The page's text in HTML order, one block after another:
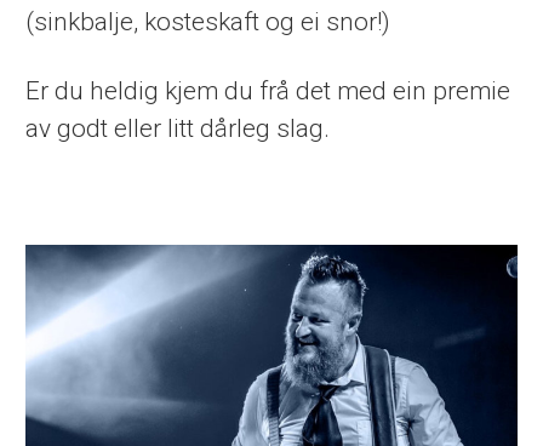
(sinkbalje, kosteskaft og ei snor!)
Er du heldig kjem du frå det med ein premie
av godt eller litt dårleg slag.